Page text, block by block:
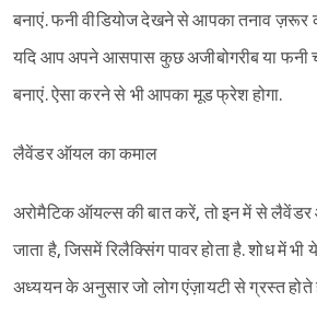
बनाएं. फनी वीडियोज देखने से आपका तनाव ज़रूर
यदि आप अपने आसपास कुछ अजीबोगरीब या फनी
बनाएं. ऐसा करने से भी आपका मूड फ्रेश होगा.
लैवेंडर ऑयल का कमाल
अरोमैटिक ऑयल्स की बात करें, तो इन में से
जाता है, जिसमें रिलैक्सिंग पावर होता है. शोध में भी
अध्ययन के अनुसार जो लोग एंज़ायटी से ग्रस्त